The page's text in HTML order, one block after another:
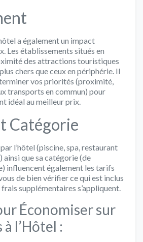
a également un impact
Les établissements situés en
des attractions touristiques
chers que ceux en périphérie. Il
vos priorités (proximité,
transports en commun) pour
idéal au meilleur prix.
Catégorie
l’hôtel (piscine, spa, restaurant
ainsi que sa catégorie (de
influencent également les tarifs
de bien vérifier ce qui est inclus
supplémentaires s’appliquent.
Économiser sur
l’Hôtel :